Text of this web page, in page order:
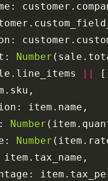
Number
item.name,
Number
Number